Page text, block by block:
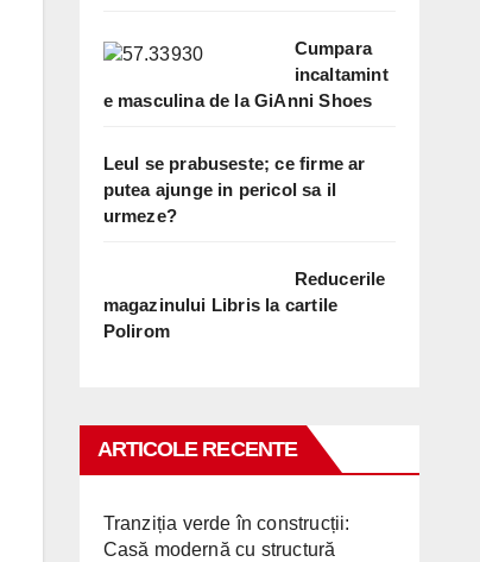
Cumpara
incaltamint
e masculina de la GiAnni Shoes
Leul se prabuseste; ce firme ar
putea ajunge in pericol sa il
urmeze?
Reducerile
magazinului Libris la cartile
Polirom
ARTICOLE RECENTE
Tranziția verde în construcții:
Casă modernă cu structură